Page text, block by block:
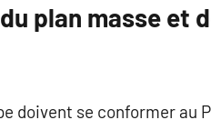
plan masse et
doivent se conformer au